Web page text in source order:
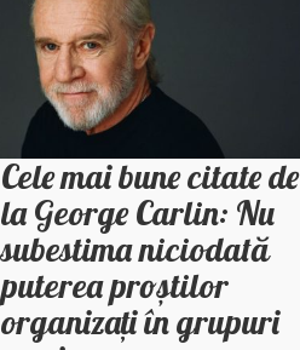
Cele mai bune citate de
la George Carlin: Nu
subestima niciodată
puterea proştilor
organizaţi în grupuri